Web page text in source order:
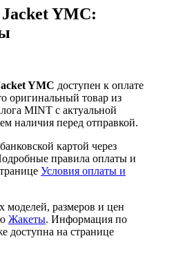
YMC:
YMC доступен к оплате
оригинальный товар из
MINT с актуальной
наличия перед отправкой.
картой через
правила оплаты и
Условия оплаты и
моделей, размеров и цен
Жакеты. Информация по
доступна на странице